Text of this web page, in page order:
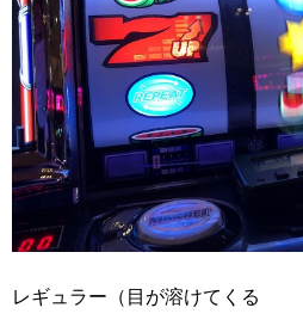
レギュラー（目が溶けてくる